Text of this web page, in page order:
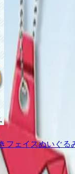
ェイスぬいぐる